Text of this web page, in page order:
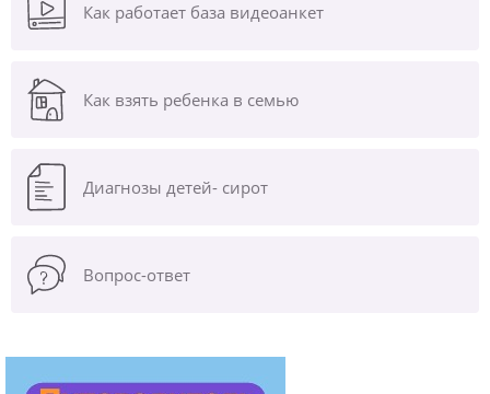
Как работает база видеоанкет
Как взять ребенка в семью
Диагнозы детей- сирот
Вопрос-ответ